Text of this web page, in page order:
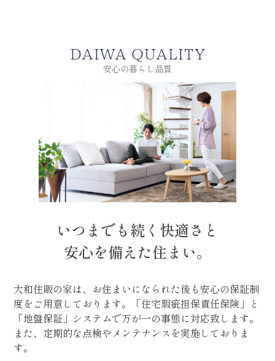
DAIWA QUALITY
安心の暮らし品質
いつまでも続く快適さと
安心を備えた住まい。
大和住販の家は、お住まいになられた後も安心の保証制
度をご用意しております。「住宅瑕疵担保責任保険」と
「地盤保証」システムで万が一の事態に対応致します。
また、定期的な点検やメンテナンスを実施しておりま
す。